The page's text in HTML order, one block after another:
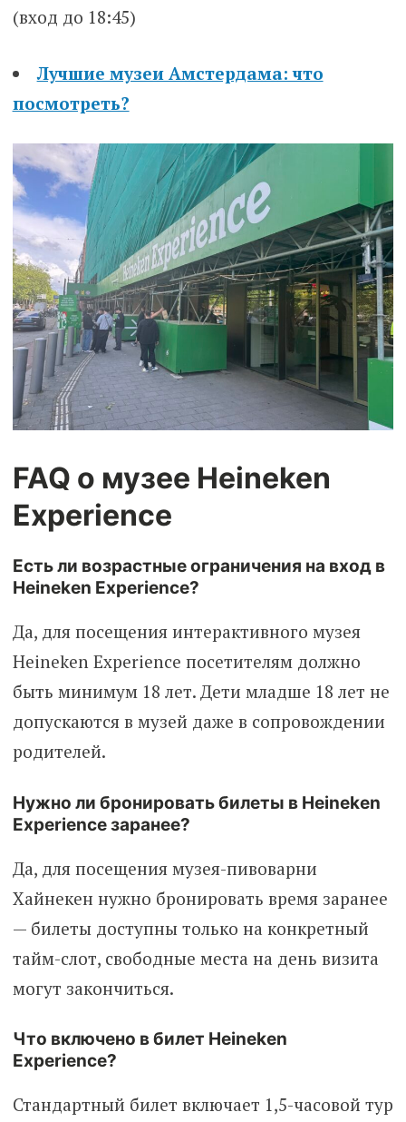
(вход до 18:45)
Лучшие музеи Амстердама: что
посмотреть?
FAQ о музее Heineken
Experience
Есть ли возрастные ограничения на вход в
Heineken Experience?
Да, для посещения интерактивного музея
Heineken Experience посетителям должно
быть минимум 18 лет. Дети младше 18 лет не
допускаются в музей даже в сопровождении
родителей.
Нужно ли бронировать билеты в Heineken
Experience заранее?
Да, для посещения музея-пивоварни
Хайнекен нужно бронировать время заранее
— билеты доступны только на конкретный
тайм-слот, свободные места на день визита
могут закончиться.
Что включено в билет Heineken
Experience?
Стандартный билет включает 1,5-часовой тур